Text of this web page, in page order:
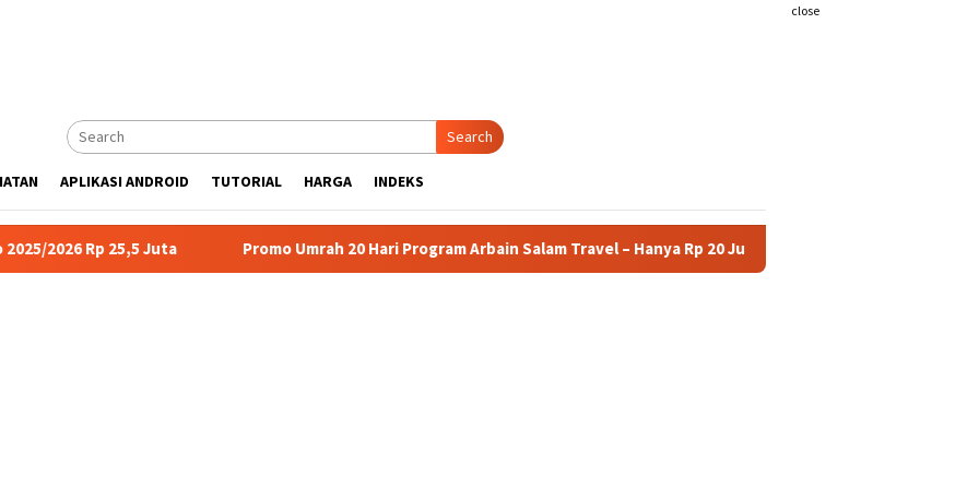
close
Search
APLIKASI ANDROID TUTORIAL HARGA INDEKS
25,5 Juta Promo Umrah 20 Hari Program Arbain Salam Travel – Hanya Rp 20 Juta (Keberangkatan 1 Oktober 2025)